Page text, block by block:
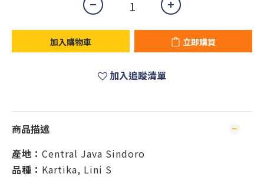
加入購物車 立即購買
加入追蹤清單
商品描述
產地： Central Java Sindoro
品種： Kartika, Lini S